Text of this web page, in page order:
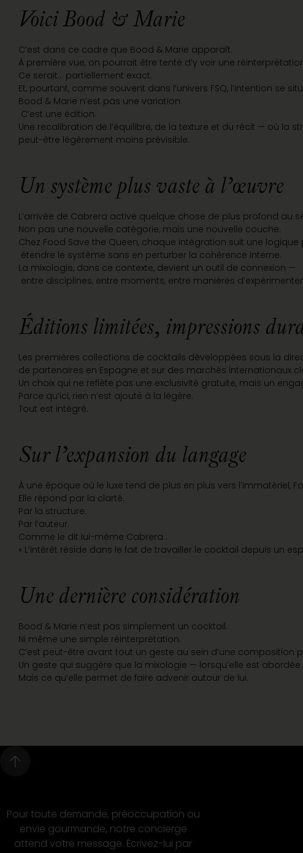
Voici Bood & Marie
C’est dans ce cadre que Bood & Marie apparaît.
À première vue, on pourrait être tenté d’y voir une
Ce serait… partiellement exact.
Et, pourtant, comme souvent dans l’univers FSQ, l’intention se
Bood & Marie n’est pas une variation.
C’est une édition.
Une recalibration de l’équilibre, de la texture et du récit — où la
peut-être légèrement moins prévisible.
Un système plus vaste à l’œuvre
L’arrivée de Cabrera active quelque chose de plus profond au
Non pas une nouvelle catégorie, mais une nouvelle couche.
Chez Food Save the Queen, chaque intégration suit une logique
étendre le système sans en perturber la cohérence interne.
La mixologie, dans ce contexte, devient un outil de connexion —
entre disciplines, entre moments, entre manières
Éditions limitées, impressions
Les premières collections de cocktails développées sous la
de partenaires en Espagne et sur des marchés internationaux
Un choix qui ne reflète pas une exclusivité gratuite, mais un
Parce qu’ici, rien n’est ajouté à la légère.
Tout est intégré.
Sur l’expansion du langage
À une époque où le luxe tend de plus en plus vers l’immatériel,
Elle répond par la clarté.
Par la structure.
Par l’auteur.
Comme le dit lui-même Cabrera :
« L’intérêt réside dans le fait de travailler le cocktail depuis un
Une dernière considération
Bood & Marie n’est pas simplement un cocktail.
Ni même une simple réinterprétation.
C’est peut-être avant tout un geste au sein d’une composition
Un geste qui suggère que la mixologie — lorsqu’elle est
Mais ce qu’elle permet de faire advenir autour de lui.
Pour toute demande, préoccupation ou
envie gourmande, notre concierge
attend votre message. Écrivez-lui par